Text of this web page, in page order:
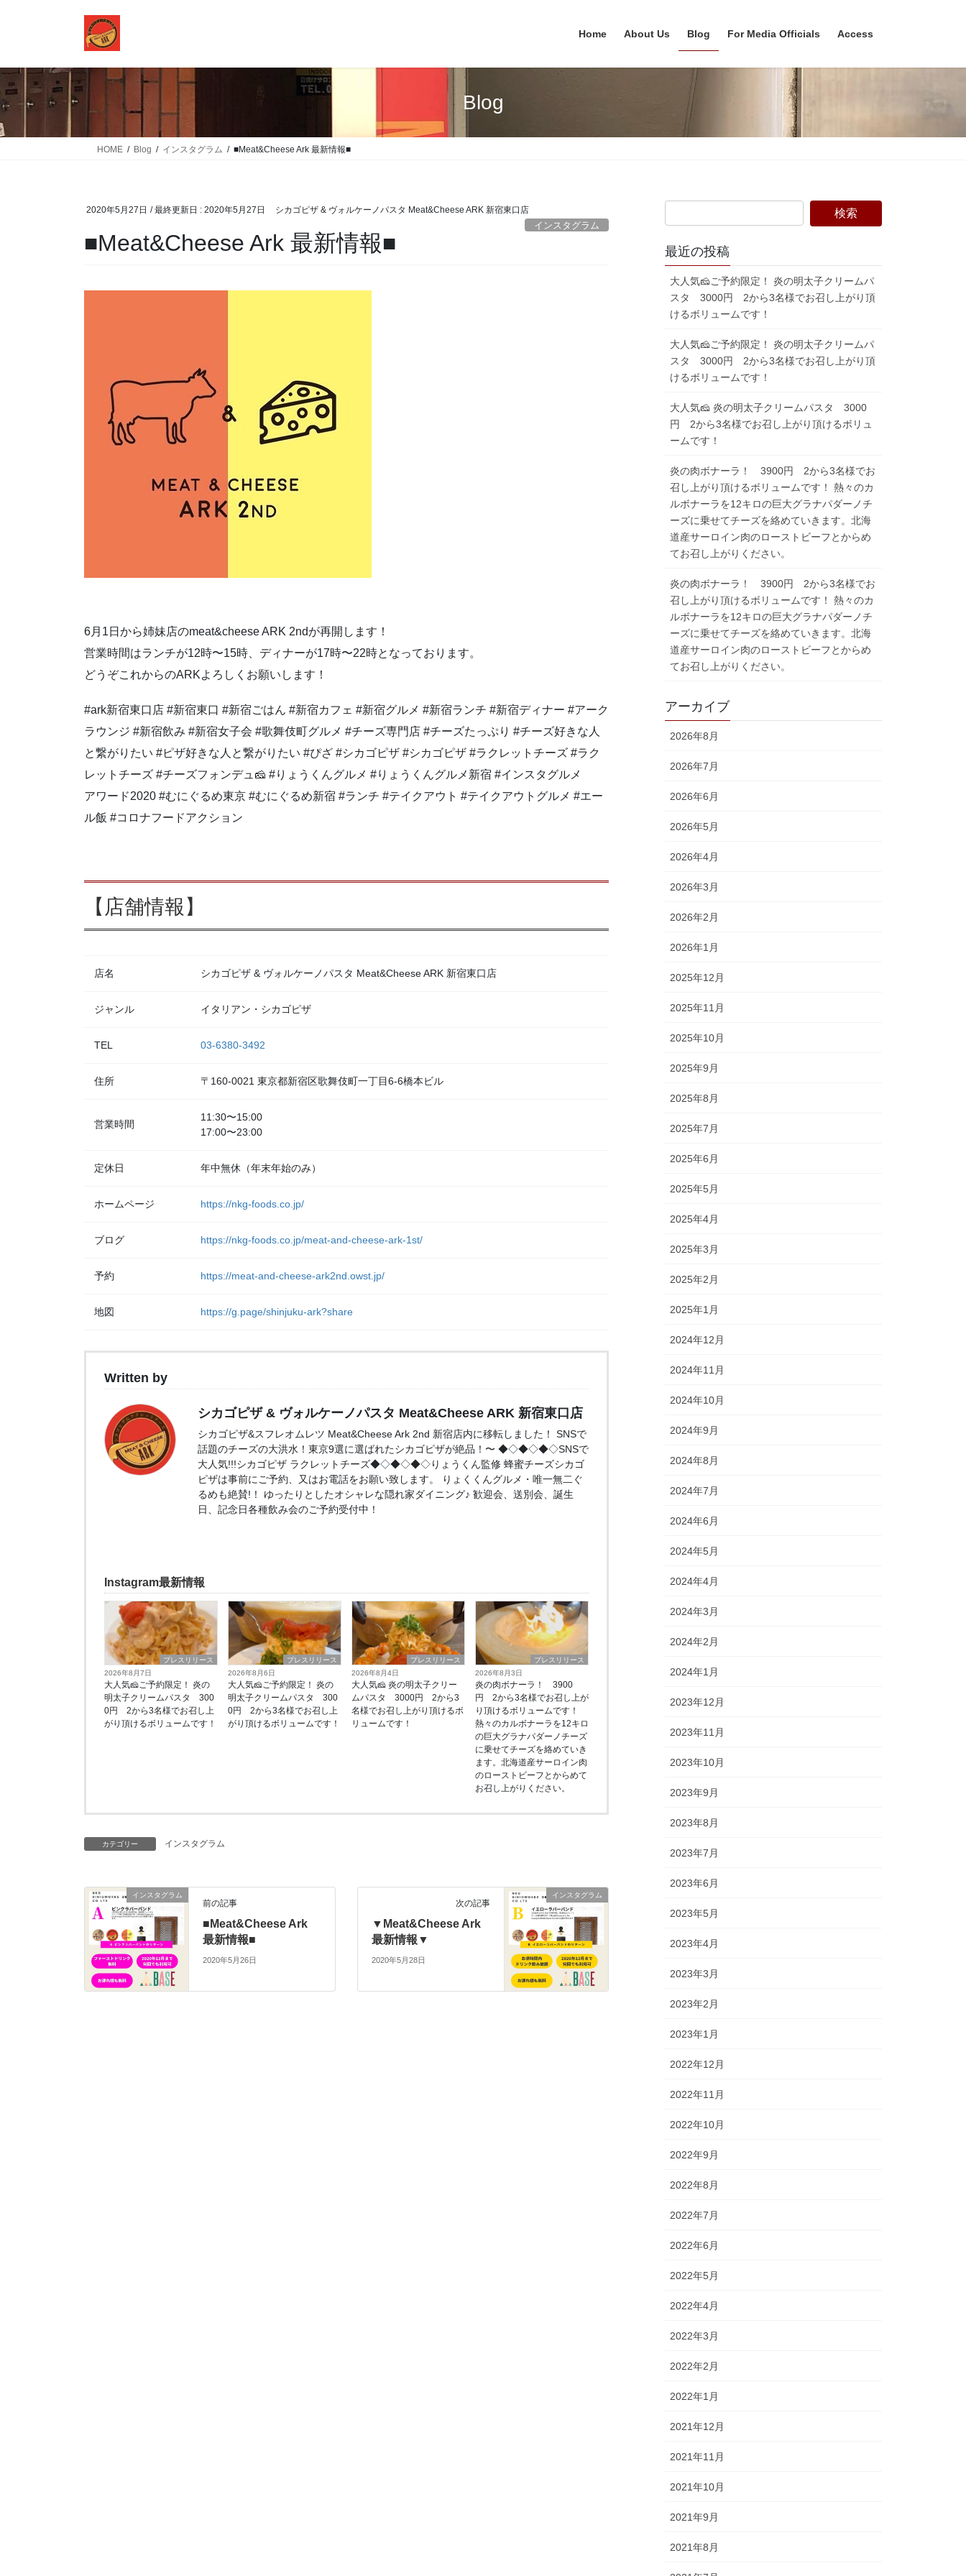
ツ
に
移
動
シ
ョ
ン
に
Home About Us Blog For Media Officials Access
Blog
HOME Blog インスタグラム ■Meat&Cheese Ark 最新情報■
2020年5月27日 / 最終更新日 : 2020年5月27日 シカゴピザ & ヴォルケーノパスタ Meat&Cheese ARK 新宿東口店
インスタグラム
■Meat&Cheese Ark 最新情報■
6月1日から姉妹店のmeat&cheese ARK 2ndが再開します！
営業時間はランチが12時〜15時、ディナーが17時〜22時となっております。
どうぞこれからのARKよろしくお願いします！
#ark新宿東口店 #新宿東口 #新宿ごはん #新宿カフェ #新宿グルメ #新宿ランチ #新宿ディナー #アーク
ラウンジ #新宿飲み #新宿女子会 #歌舞伎町グルメ #チーズ専門店 #チーズたっぷり #チーズ好きな人
と繋がりたい #ピザ好きな人と繋がりたい #ぴざ #シカゴピザ #シカゴピザ #ラクレットチーズ #ラク
レットチーズ #チーズフォンデュ🧀 #りょうくんグルメ #りょうくんグルメ新宿 #インスタグルメ
アワード2020 #むにぐるめ東京 #むにぐるめ新宿 #ランチ #テイクアウト #テイクアウトグルメ #エー
ル飯 #コロナフードアクション
【店舗情報】
店名 シカゴピザ & ヴォルケーノパスタ Meat&Cheese ARK 新宿東口店
ジャンル イタリアン・シカゴピザ
TEL 03-6380-3492
住所 〒160-0021 東京都新宿区歌舞伎町一丁目6-6橋本ビル
営業時間
11:30〜15:00
17:00〜23:00
定休日 年中無休（年末年始のみ）
ホームページ https://nkg-foods.co.jp/
ブログ https://nkg-foods.co.jp/meat-and-cheese-ark-1st/
予約 https://meat-and-cheese-ark2nd.owst.jp/
地図 https://g.page/shinjuku-ark?share
Written by
シカゴピザ & ヴォルケーノパスタ Meat&Cheese ARK 新宿東口店
シカゴピザ&スフレオムレツ Meat&Cheese Ark 2nd 新宿店内に移転しました！ SNSで
話題のチーズの大洪水！東京9選に選ばれたシカゴピザが絶品！〜 ◆◇◆◇◆◇SNSで
大人気!!!シカゴピザ ラクレットチーズ◆◇◆◇◆◇りょうくん監修 蜂蜜チーズシカゴ
ピザは事前にご予約、又はお電話をお願い致します。 りょくくんグルメ・唯一無二ぐ
るめも絶賛!！ ゆったりとしたオシャレな隠れ家ダイニング♪ 歓迎会、送別会、誕生
日、記念日各種飲み会のご予約受付中！
Instagram最新情報
プレスリリース
2026年8月7日
大人気🧀ご予約限定！ 炎の
明太子クリームパスタ 300
0円 2から3名様でお召し上
がり頂けるボリュームです！
プレスリリース
2026年8月6日
大人気🧀ご予約限定！ 炎の
明太子クリームパスタ 300
0円 2から3名様でお召し上
がり頂けるボリュームです！
プレスリリース
2026年8月4日
大人気🧀 炎の明太子クリー
ムパスタ 3000円 2から3
名様でお召し上がり頂けるボ
リュームです！
プレスリリース
2026年8月3日
炎の肉ボナーラ！ 3900
円 2から3名様でお召し上が
り頂けるボリュームです！
熱々のカルボナーラを12キロ
の巨大グラナパダーノチーズ
に乗せてチーズを絡めていき
ます。北海道産サーロイン肉
のローストビーフとからめて
お召し上がりください。
カテゴリー インスタグラム
インスタグラム
前の記事
■Meat&Cheese Ark
最新情報■
2020年5月26日
インスタグラム
次の記事
▼Meat&Cheese Ark
最新情報▼
2020年5月28日
最近の投稿
大人気🧀ご予約限定！ 炎の明太子クリームパ
スタ 3000円 2から3名様でお召し上がり頂
けるボリュームです！
大人気🧀ご予約限定！ 炎の明太子クリームパ
スタ 3000円 2から3名様でお召し上がり頂
けるボリュームです！
大人気🧀 炎の明太子クリームパスタ 3000
円 2から3名様でお召し上がり頂けるボリュ
ームです！
炎の肉ボナーラ！ 3900円 2から3名様でお
召し上がり頂けるボリュームです！ 熱々のカ
ルボナーラを12キロの巨大グラナパダーノチ
ーズに乗せてチーズを絡めていきます。北海
道産サーロイン肉のローストビーフとからめ
てお召し上がりください。
炎の肉ボナーラ！ 3900円 2から3名様でお
召し上がり頂けるボリュームです！ 熱々のカ
ルボナーラを12キロの巨大グラナパダーノチ
ーズに乗せてチーズを絡めていきます。北海
道産サーロイン肉のローストビーフとからめ
てお召し上がりください。
アーカイブ
2026年8月
2026年7月
2026年6月
2026年5月
2026年4月
2026年3月
2026年2月
2026年1月
2025年12月
2025年11月
2025年10月
2025年9月
2025年8月
2025年7月
2025年6月
2025年5月
2025年4月
2025年3月
2025年2月
2025年1月
2024年12月
2024年11月
2024年10月
2024年9月
2024年8月
2024年7月
2024年6月
2024年5月
2024年4月
2024年3月
2024年2月
2024年1月
2023年12月
2023年11月
2023年10月
2023年9月
2023年8月
2023年7月
2023年6月
2023年5月
2023年4月
2023年3月
2023年2月
2023年1月
2022年12月
2022年11月
2022年10月
2022年9月
2022年8月
2022年7月
2022年6月
2022年5月
2022年4月
2022年3月
2022年2月
2022年1月
2021年12月
2021年11月
2021年10月
2021年9月
2021年8月